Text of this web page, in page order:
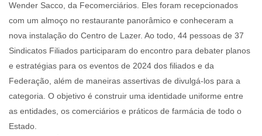
Wender Sacco, da Fecomerciários. Eles foram recepcionados
com um almoço no restaurante panorâmico e conheceram a
nova instalação do Centro de Lazer. Ao todo, 44 pessoas de 37
Sindicatos Filiados participaram do encontro para debater planos
e estratégias para os eventos de 2024 dos filiados e da
Federação, além de maneiras assertivas de divulgá-los para a
categoria. O objetivo é construir uma identidade uniforme entre
as entidades, os comerciários e práticos de farmácia de todo o
Estado.